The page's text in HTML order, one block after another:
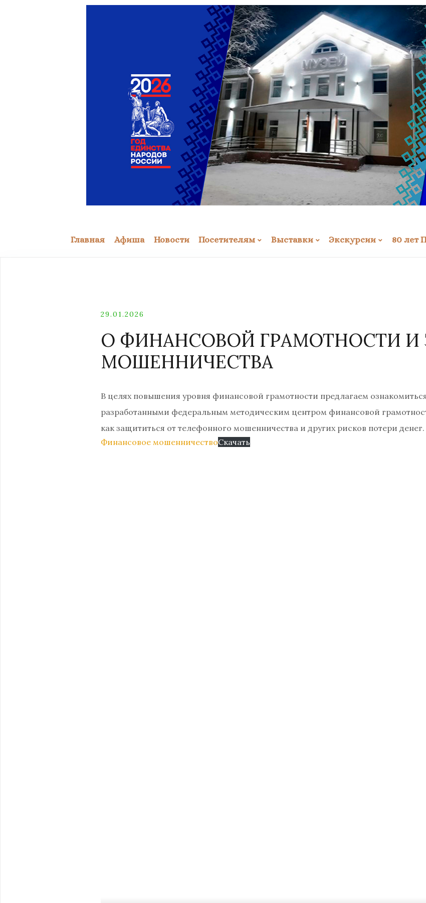
Главная Афиша Новости Посетителям Выставки Экскурсии 80 лет
29.01.2026
О ФИНАНСОВОЙ ГРАМОТНОСТИ И
МОШЕННИЧЕСТВА
В целях повышения уровня финансовой грамотности предлагаем
разработанными федеральным методическим центром финансовой
как защититься от телефонного мошенничества и других рисков потери денег.
Финансовое мошенничествоСкачать